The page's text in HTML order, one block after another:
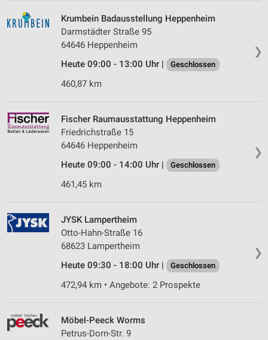
❯
Krumbein Badausstellung Heppenheim
Darmstädter Straße 95
64646 Heppenheim
Heute 09:00 - 13:00 Uhr |
Geschlossen
460,87 km
❯
Fischer Raumausstattung Heppenheim
Friedrichstraße 15
64646 Heppenheim
Heute 09:00 - 14:00 Uhr |
Geschlossen
461,45 km
❯
JYSK Lampertheim
Otto-Hahn-Straße 16
68623 Lampertheim
Heute 09:30 - 18:00 Uhr |
Geschlossen
472,94 km • Angebote: 2 Prospekte
Möbel-Peeck Worms
Petrus-Dorn-Str. 9